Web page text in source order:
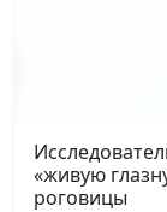
«живую
роговицы